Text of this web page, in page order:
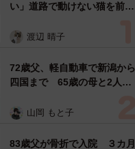
い」道路で動けない猫を前に
ようとした4日間 「命の重
表の訴え
渡辺 晴子
72歳父、軽自動車で新潟から
四国まで 65歳の母と2人で
憩まで分刻み… 「大学生で
山岡 もと子
83歳父が骨折で入院 ３カ月